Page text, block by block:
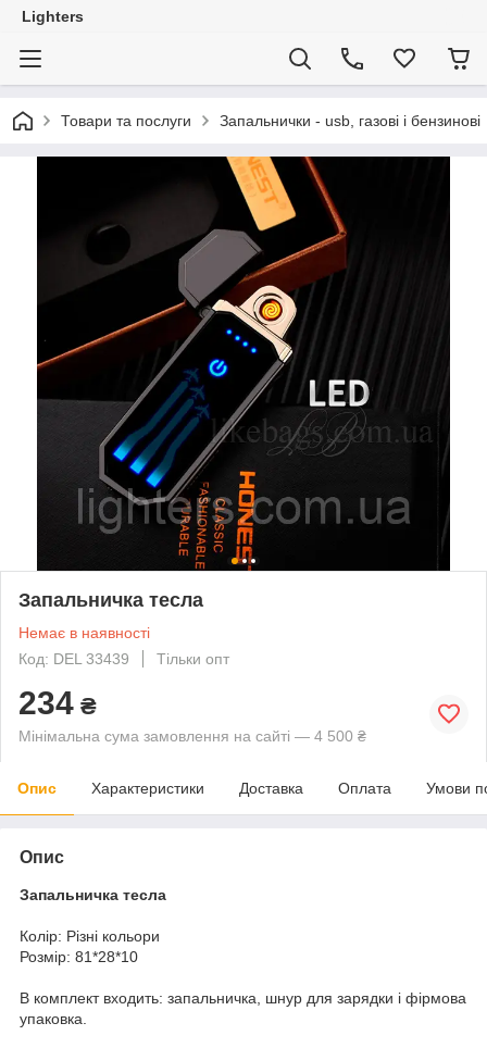
Lighters
Товари та послуги Запальнички - usb, газові і бензинові
Запальничка тесла
Немає в наявності
Код: DEL 33439
Тільки опт
234 ₴
Мінімальна сума замовлення на сайті — 4 500 ₴
Опис Характеристики Доставка Оплата Умови
Опис
Запальничка тесла
Колір: Різні кольори
Розмір: 81*28*10
В комплект входить: запальничка, шнур для зарядки і фірмова
упаковка.